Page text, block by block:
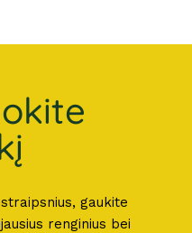
gaukite
renginius bei